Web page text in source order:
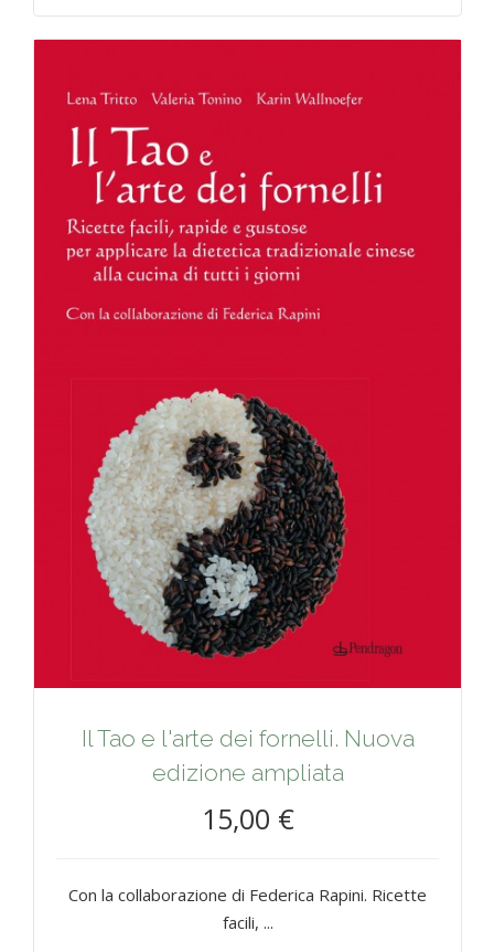
Il Tao e l'arte dei fornelli. Nuova
edizione ampliata
15,00 €
Con la collaborazione di Federica Rapini. Ricette
facili, ...